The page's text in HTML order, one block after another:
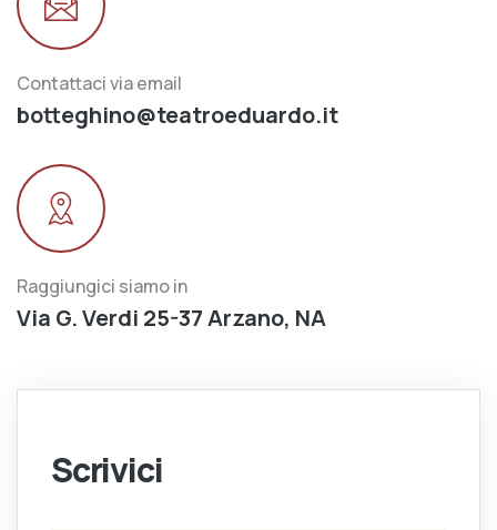
Contattaci via email
botteghino@teatroeduardo.it
Raggiungici siamo in
Via G. Verdi 25-37 Arzano, NA
Scrivici